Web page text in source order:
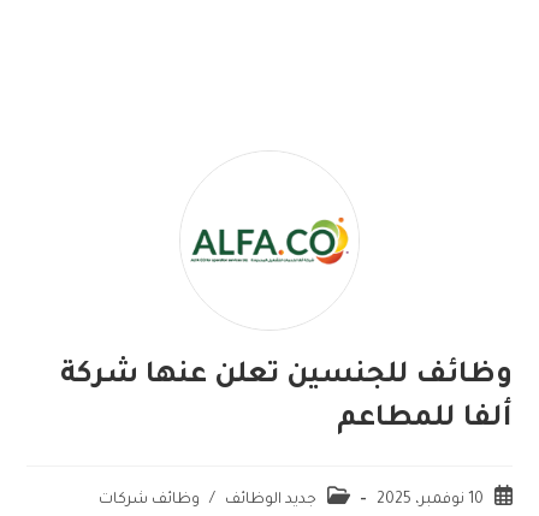
وظائف للجنسين تعلن عنها شركة
ألفا للمطاعم
10 نوفمبر، 2025 جديد الوظائف / وظائف شركات